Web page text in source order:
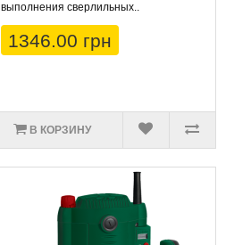
выполнения сверлильных..
1346.00 грн
В КОРЗИНУ